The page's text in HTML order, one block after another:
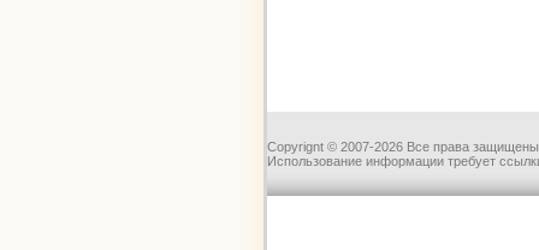
Copyrignt © 2007-2026 Все права
Использование информации требует